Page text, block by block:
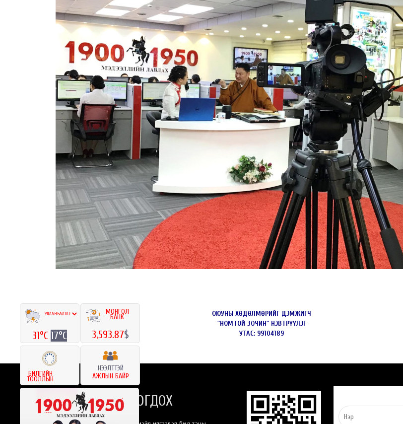
ОЮУНЫ ХӨДӨЛМӨРИЙГ ДЭМЖИГЧ
"НОМТОЙ ЗОЧИН" НЭВТРҮҮЛЭГ
УТАС: 99104189
БИДЭНТЭЙ ХОЛБОГДОХ
31°C 17°C
МОНГОЛ
БАНК
3,593.87$
БИЛГИЙН
ТООЛЛЫН
НЭЭЛТТЭЙ
АЖЛЫН БАЙР